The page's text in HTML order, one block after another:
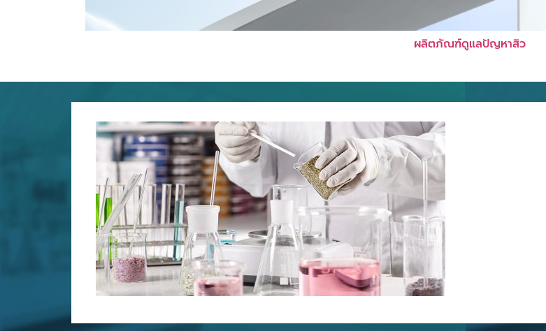
ผลิตภัณฑ์ดูแลปัญหาสิว